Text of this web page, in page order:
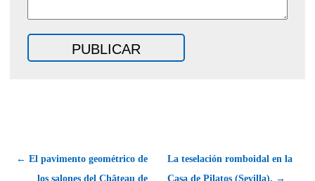
← El pavimento geométrico de
los salones del Château de
La teselación romboidal en la
Casa de Pilatos (Sevilla). →